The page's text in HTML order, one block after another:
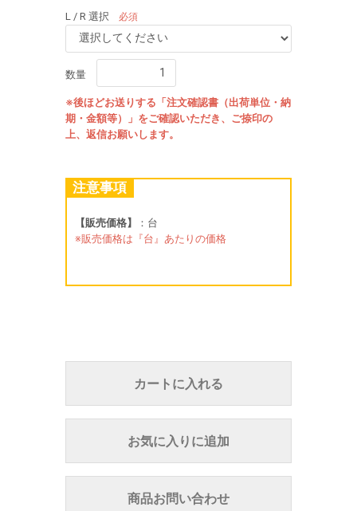
L / R 選択 必須
数量
※後ほどお送りする「注文確認書（出荷単位・納
期・金額等）」をご確認いただき、ご捺印の
上、返信お願いします。
注意事項
【販売価格】
：台
※販売価格は『台』あたりの価格
カートに入れる
お気に入りに追加
商品お問い合わせ